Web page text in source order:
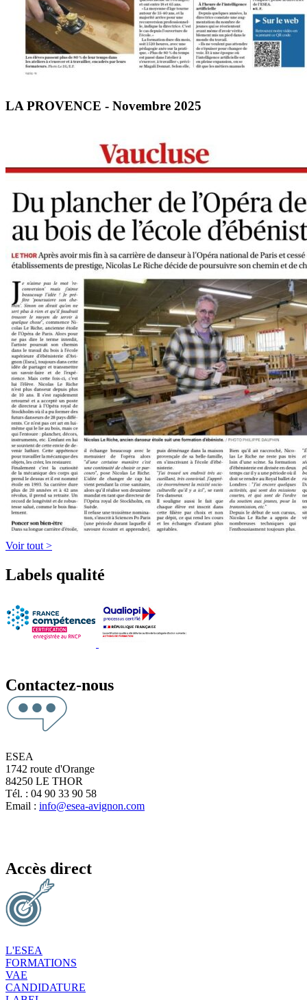
LA PROVENCE - Novembre 2025
Voir tout >
Labels qualité
Contactez-nous
ESEA
1742 route d'Orange
84250 LE THOR
Tél. : 04 90 33 90 58
Email : info@esea-avignon.com
Accès direct
L'ESEA
FORMATIONS
VAE
CANDIDATURE